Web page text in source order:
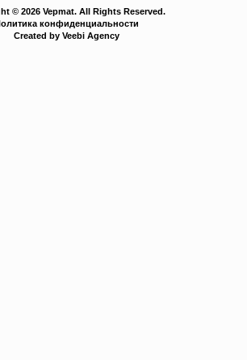
© 2026 Vepmat. All Rights Reserved.
конфиденциальности
Created by Veebi Agency